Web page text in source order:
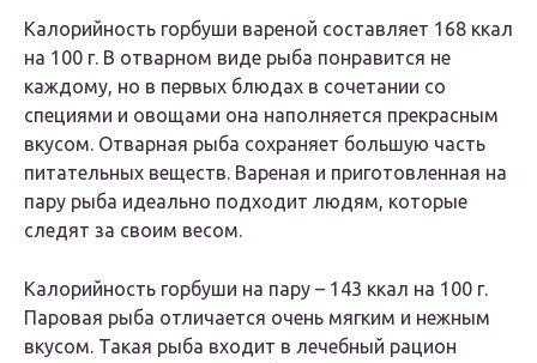
Калорийность горбуши вареной составляет 168 ккал
на 100 г. В отварном виде рыба понравится не
каждому, но в первых блюдах в сочетании со
специями и овощами она наполняется прекрасным
вкусом. Отварная рыба сохраняет большую часть
питательных веществ. Вареная и приготовленная на
пару рыба идеально подходит людям, которые
следят за своим весом.
Калорийность горбуши на пару – 143 ккал на 100 г.
Паровая рыба отличается очень мягким и нежным
вкусом. Такая рыба входит в лечебный рацион